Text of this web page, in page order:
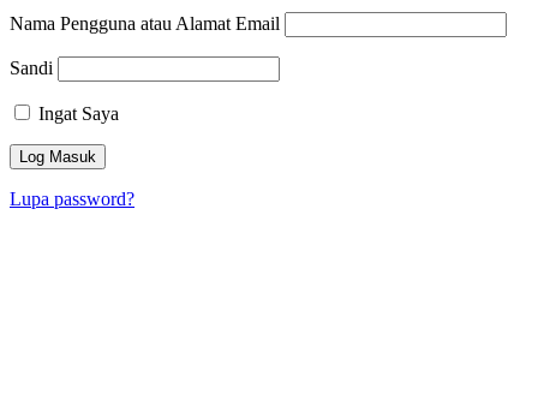
Nama Pengguna atau Alamat Email
Sandi
Ingat Saya
Lupa password?